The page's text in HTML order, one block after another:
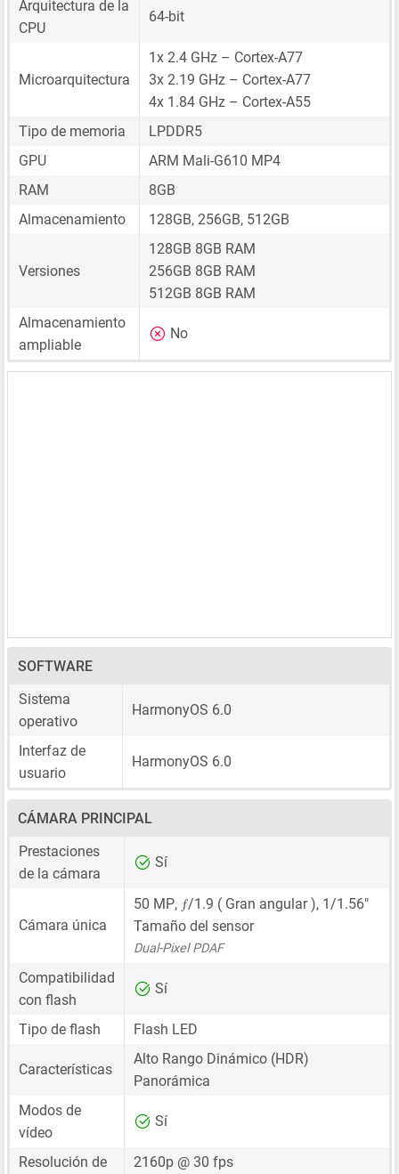
Arquitectura de la
CPU
64-bit
Microarquitectura
1x 2.4 GHz – Cortex-A77
3x 2.19 GHz – Cortex-A77
4x 1.84 GHz – Cortex-A55
Tipo de memoria
LPDDR5
GPU
ARM Mali-G610 MP4
RAM
8GB
Almacenamiento
128GB, 256GB, 512GB
Versiones
128GB 8GB RAM
256GB 8GB RAM
512GB 8GB RAM
Almacenamiento
ampliable
No
SOFTWARE
Sistema
operativo
HarmonyOS 6.0
Interfaz de
usuario
HarmonyOS 6.0
CÁMARA PRINCIPAL
Prestaciones
de la cámara
Sí
Cámara única
50 MP, ƒ/1.9 ( Gran angular ), 1/1.56"
Tamaño del sensor
Dual-Pixel PDAF
Compatibilidad
con flash
Sí
Tipo de flash Flash LED
Características
Alto Rango Dinámico (HDR)
Panorámica
Modos de
vídeo
Sí
Resolución de
2160p @ 30 fps